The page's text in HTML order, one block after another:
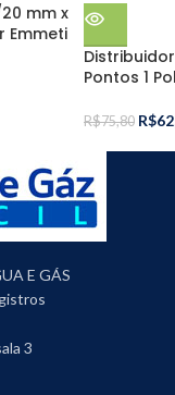
mm x
Emmeti
Pontos 1
R$75,80 R$
E GÁS
3